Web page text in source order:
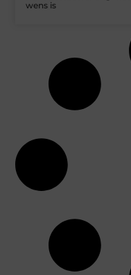
wens is